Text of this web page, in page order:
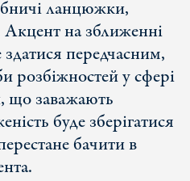
ланцюжки,
Акцент на зближенні
передчасним,
розбіжностей у сфері
що заважають
буде зберігатися
бачити в